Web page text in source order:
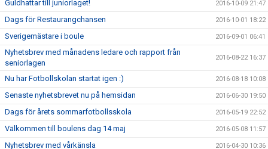
Guldhattar till juniorlaget! 2016-10-09 21:47
Dags för Restaurangchansen 2016-10-01 18:22
Sverigemästare i boule 2016-09-01 06:41
Nyhetsbrev med månadens ledare och rapport från
seniorlagen
2016-08-22 16:37
Nu har Fotbollskolan startat igen :) 2016-08-18 10:08
Senaste nyhetsbrevet nu på hemsidan 2016-06-30 19:50
Dags för årets sommarfotbollsskola 2016-05-19 22:52
Välkommen till boulens dag 14 maj 2016-05-08 11:57
Nyhetsbrev med vårkänsla 2016-04-30 10:36